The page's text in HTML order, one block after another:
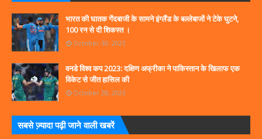
भारत की घातक गेंदबाजी के सामने इंग्लैंड के बल्लेबाजों ने टेके घुटने,
100 रन से दी शिकस्त ।
October 30, 2023
वनडे विश्व कप 2023: दक्षिण अफ्रीका ने पाकिस्तान के खिलाफ एक
विकेट से जीत हासिल की
October 28, 2023
सबसे ज्‍़यादा पढ़ी जाने वाली खबरें